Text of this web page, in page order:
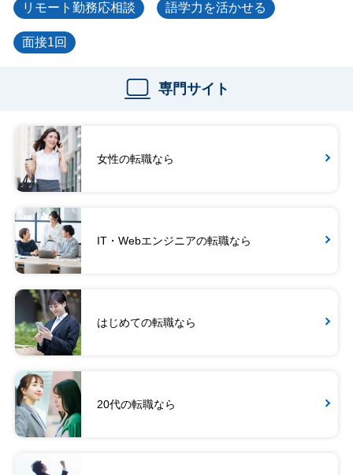
リモート勤務応相談 語学力を活かせる
面接1回
専門サイト
女性の転職なら
IT・Webエンジニアの転職なら
はじめての転職なら
20代の転職なら